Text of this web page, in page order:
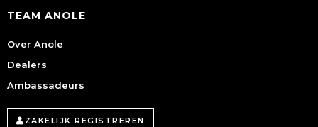
TEAM ANOLE
Over Anole
Dealers
Ambassadeurs
ZAKELIJK REGISTREREN